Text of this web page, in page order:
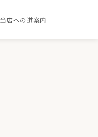
当店への道案内